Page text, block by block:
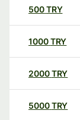
500TRY
1000TRY
2000TRY
5000TRY